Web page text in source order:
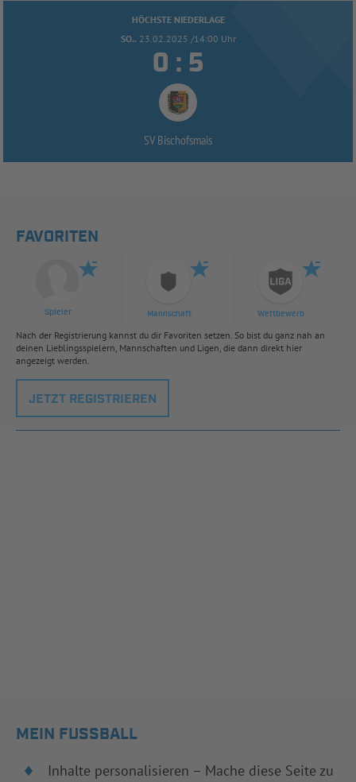
HÖCHSTE NIEDERLAGE
SO.. 23.02.2025 /14:00 Uhr
 : 
SV Bischofsmais
FAVORITEN
Spieler Mannschaft Wettbewerb
Nach der Registrierung kannst du dir Favoriten setzen. So bist du ganz nah an
deinen Lieblingsspielern, Mannschaften und Ligen, die dann direkt hier
angezeigt werden.
JETZT REGISTRIEREN
MEIN FUSSBALL
Inhalte personalisieren – Mache diese Seite zu